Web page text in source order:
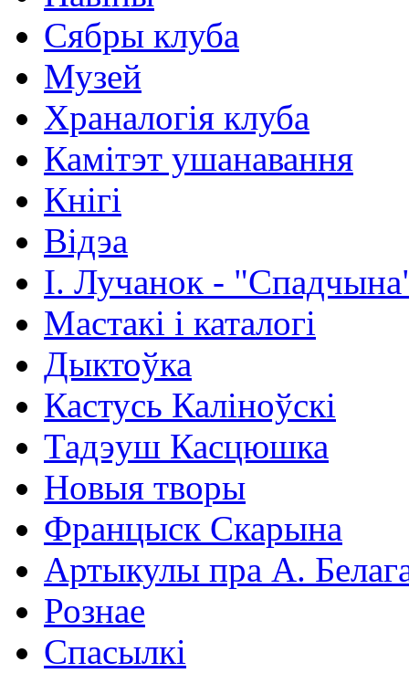
Сябры клуба
Музей
Храналогія клуба
Камітэт ушанавання
Кнігі
Відэа
І. Лучанок -
Мастакі i каталогi
Дыктоўка
Кастусь Каліноўскі
Тадэуш Касцюшка
Новыя творы
Францыск Скарына
Артыкулы пра А.
Рознае
Спасылкі